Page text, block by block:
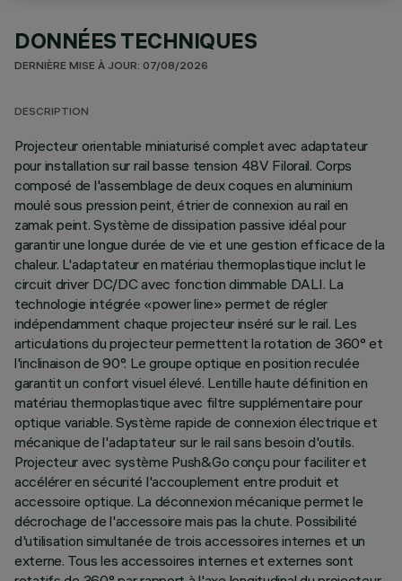
DONNÉES TECHNIQUES
DERNIÈRE MISE À JOUR: 07/08/2026
DESCRIPTION
Projecteur orientable miniaturisé complet avec adaptateur
pour installation sur rail basse tension 48V Filorail. Corps
composé de l'assemblage de deux coques en aluminium
moulé sous pression peint, étrier de connexion au rail en
zamak peint. Système de dissipation passive idéal pour
garantir une longue durée de vie et une gestion efficace de la
chaleur. L'adaptateur en matériau thermoplastique inclut le
circuit driver DC/DC avec fonction dimmable DALI. La
technologie intégrée «power line» permet de régler
indépendamment chaque projecteur inséré sur le rail. Les
articulations du projecteur permettent la rotation de 360° et
l'inclinaison de 90°. Le groupe optique en position reculée
garantit un confort visuel élevé. Lentille haute définition en
matériau thermoplastique avec filtre supplémentaire pour
optique variable. Système rapide de connexion électrique et
mécanique de l'adaptateur sur le rail sans besoin d'outils.
Projecteur avec système Push&Go conçu pour faciliter et
accélérer en sécurité l'accouplement entre produit et
accessoire optique. La déconnexion mécanique permet le
décrochage de l'accessoire mais pas la chute. Possibilité
d'utilisation simultanée de trois accessoires internes et un
externe. Tous les accessoires internes et externes sont